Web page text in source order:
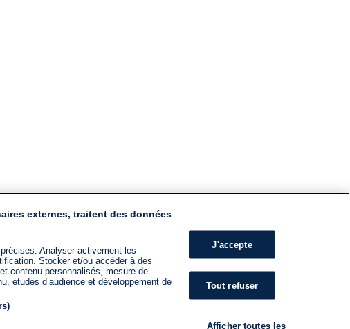
externes, traitent des données
Analyser activement les
Stocker et/ou accéder à des
contenu personnalisés, mesure de
études d’audience et développement de
J'accepte
Tout refuser
Afficher toutes les